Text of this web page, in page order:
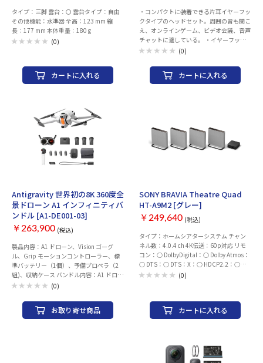
ング/ソース選択ボタン（右スピーカー前
面） RGBコントロール ボタン（右スピ
ーカー前面）/RGBリング（左右スピーカ
ー底面） 電源 USB-Cポート：5V/2A
ポートや、10Wが供給可能なUSB-C電源ア
ダプターまたは5V/2Aが出力可能なUSB-A
電源アダプターをお使い下さい。 ※2：
さい。 ※3：ボタンによる切替方式となり
ます。各再生ソースはミックスされませ
ん。 ※4：USBオーディオとして認識され
ると再生モードがUSBオーディオに切り替
わります。 ※5：3極タイプのステレオ ラ
イン ケーブルをサポートしています。ライ
※6：ヘッドセット端子にヘッドホン/ヘッ
ドセットを接続すると、スピーカーからの
出力はミュートされます。ヘッドセット端
子は3.5mm CTIA仕様のイヤホン マイクに
対応しています。他の4極プラグ仕様
※7：マイク端子は3.5mm端子のPC用マ
イクに対応しています。ダイナミック マイ
クには対応していません。マイク入力はオ
ーディオ ソースがUSBまたは
Bluetooth（HFP利用時）でのみ有効で
（約1.8m スピーカー ケーブル付属） ・
USB A-Cケーブル、USB C-Cケーブル（各1
本、約1.5m） ・3.5mm AUXケーブル（約
タイプ：三脚 雲台：〇 雲台タイプ：自由
その他機能：水準器 全高：123 mm 縮
長：177 mm 本体重量：180 g
(0)
カートに入れる
・コンパクトに装着できる片耳イヤーフッ
クタイプのヘッドセット。周囲の音も聞こ
え、オンラインゲーム、ビデオ会議、音声
チャットに適している。 ・イヤーフック
は左右どちらにも付け替えでき、自在に曲
ソコンに接続するだけで使用できる。 ・
周囲の雑音を拾いにくいノイズ低減高性能
マイクを採用。マイクを最適な位置に調整
(0)
カートに入れる
Antigravity 世界初の8K 360度全
景ドローン A1 インフィニティバ
ンドル [A1-DE001-03]
￥263,900 (税込)
製品内容：A1 ドローン、Vision ゴーグ
ル、Grip モーションコントローラー、標
準バッテリー（1個）、予備プロペラ（2
組)、収納ケース バンドル内容：A1 ドロー
ン、Vision ゴーグル、Grip モーションコ
個）、予備プロペラ（4組)、収納ケース、
A1 充電ハブ、スリングバッグ、クイック
リーダー 保証期間：1年間 アフターサービ
(0)
お取り寄せ商品
SONY BRAVIA Theatre Quad
HT-A9M2 [グレー]
￥249,640 (税込)
タイプ：ホームシアターシステム チャン
ネル数：4.0.4 ch 4K伝送：60p対応 リモ
コン：○ DolbyDigital：○ Dolby Atmos：
○ DTS：○ DTS：X：○ HDCP2.2：○
HDCP2.3：○ 自動音場補正：○ ハイレ
AAC LDAC Wi-Fi：○ LAN：○ AirPlay対
応：○ Spotify対応：○ HDMI端子：入力
端子：1系統 出力端子：1系統 (ARC対応)
ロント・リアスピーカー：2.4 kg
(0)
カートに入れる